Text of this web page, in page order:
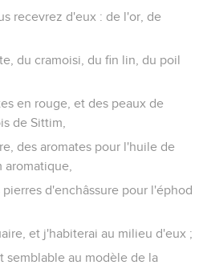
recevrez d'eux : de l'or, de
du cramoisi, du fin lin, du poil
en rouge, et des peaux de
de Sittim,
des aromates pour l'huile de
d'enchâssure pour l'éphod
et j'habiterai au milieu d'eux ;
semblable au modèle de la